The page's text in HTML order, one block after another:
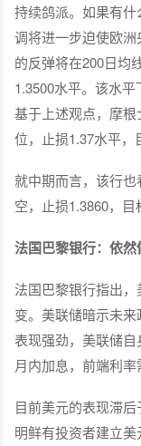
持续鸽派。如果有
调将进一步迫使欧
的反弹将在200日均
1.3500水平。该水
基于上述观点，摩
位，止损1.37水平，
就中期而言，该行
空，止损1.3860，目
法国巴黎银行：依
法国巴黎银行指出
变。美联储暗示未
表现强劲，美联储
月内加息，前端利率
目前美元的表现滞
明鲜有投资者建立